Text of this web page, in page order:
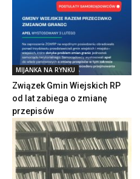
MIJANKA NA RYNKU
Związek Gmin Wiejskich RP
od lat zabiega o zmianę
przepisów